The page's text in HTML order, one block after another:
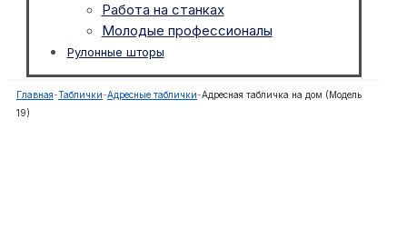
Работа на станках
Молодые профессионалы
Рулонные шторы
Главная-Таблички-Адресные таблички-Адресная табличка на дом (Модель
19)